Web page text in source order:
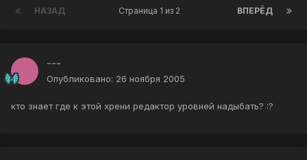
НАЗАД ВПЕРЁД
Страница 1 из 2
---
Опубликовано: 26 ноября 2005
кто знает где к этой хрени редактор уровней надыбать? :?